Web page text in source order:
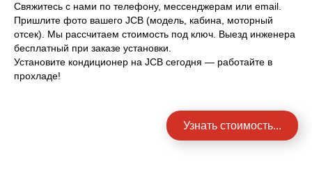
Свяжитесь с нами по телефону, мессенджерам или email.
Пришлите фото вашего JCB (модель, кабина, моторный
отсек). Мы рассчитаем стоимость под ключ. Выезд инженера
бесплатный при заказе установки.
Установите кондиционер на JCB сегодня — работайте в
прохладе!
Узнать стоимость...